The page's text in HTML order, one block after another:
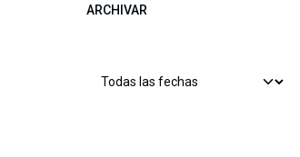
ARCHIVAR